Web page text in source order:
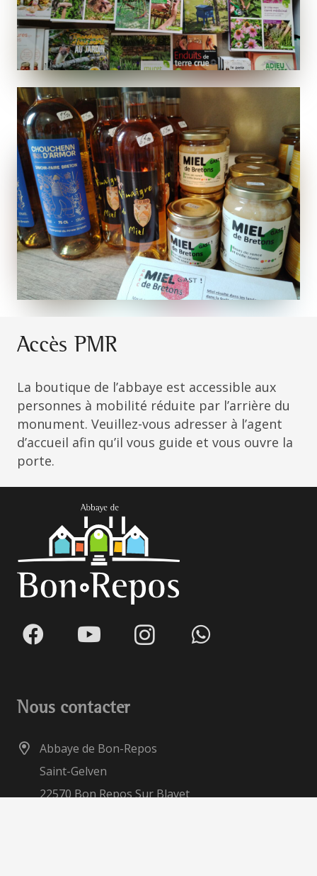
Accès PMR
La boutique de l’abbaye est accessible aux
personnes à mobilité réduite par l’arrière du
monument. Veuillez-vous adresser à l’agent
d’accueil afin qu’il vous guide et vous ouvre la
porte.
Nous contacter
Abbaye de Bon-Repos
Saint-Gelven
22570 Bon Repos Sur Blavet